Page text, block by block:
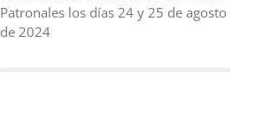
Patronales los días 24 y 25 de agosto
de 2024